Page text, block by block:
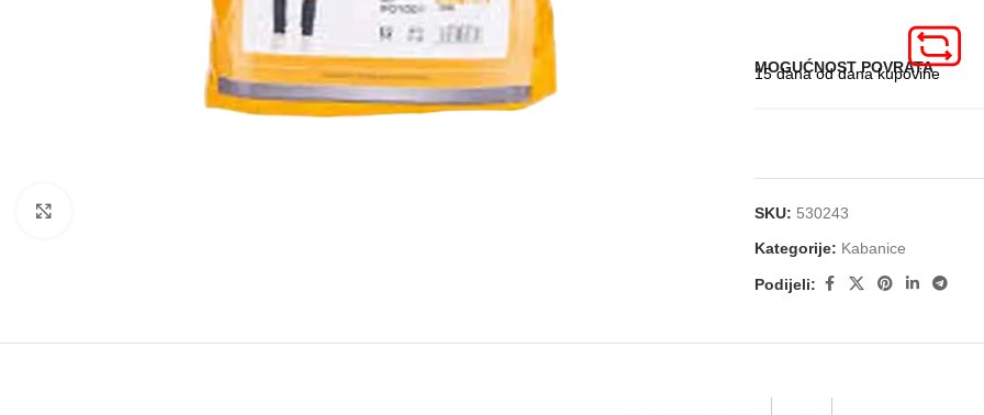
MOGUĆNOST POVRATA
15 dana od dana kupovine
SKU: 530243
Kategorije: Kabanice
Podijeli: